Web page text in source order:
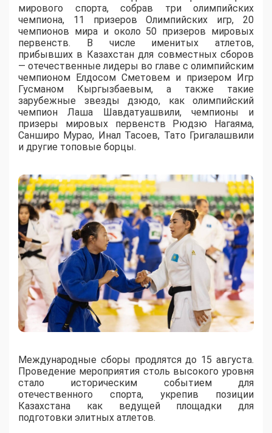
мирового спорта, собрав три олимпийских
чемпиона, 11 призеров Олимпийских игр, 20
чемпионов мира и около 50 призеров мировых
первенств. В числе именитых атлетов,
прибывших в Казахстан для совместных сборов
— отечественные лидеры во главе с олимпийским
чемпионом Елдосом Сметовем и призером Игр
Гусманом Кыргызбаевым, а также такие
зарубежные звезды дзюдо, как олимпийский
чемпион Лаша Шавдатуашвили, чемпионы и
призеры мировых первенств Рюдзю Нагаяма,
Санширо Мурао, Инал Тасоев, Тато Григалашвили
и другие топовые борцы.
Международные сборы продлятся до 15 августа.
Проведение мероприятия столь высокого уровня
стало историческим событием для
отечественного спорта, укрепив позиции
Казахстана как ведущей площадки для
подготовки элитных атлетов.